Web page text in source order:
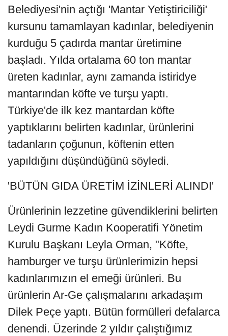
Belediyesi'nin açtığı 'Mantar Yetiştiriciliği'
kursunu tamamlayan kadınlar, belediyenin
kurduğu 5 çadırda mantar üretimine
başladı. Yılda ortalama 60 ton mantar
üreten kadınlar, aynı zamanda istiridye
mantarından köfte ve turşu yaptı.
Türkiye'de ilk kez mantardan köfte
yaptıklarını belirten kadınlar, ürünlerini
tadanların çoğunun, köftenin etten
yapıldığını düşündüğünü söyledi.
'BÜTÜN GIDA ÜRETİM İZİNLERİ ALINDI'
Ürünlerinin lezzetine güvendiklerini belirten
Leydi Gurme Kadın Kooperatifi Yönetim
Kurulu Başkanı Leyla Orman, "Köfte,
hamburger ve turşu ürünlerimizin hepsi
kadınlarımızın el emeği ürünleri. Bu
ürünlerin Ar-Ge çalışmalarını arkadaşım
Dilek Peçe yaptı. Bütün formülleri defalarca
denendi. Üzerinde 2 yıldır çalıştığımız